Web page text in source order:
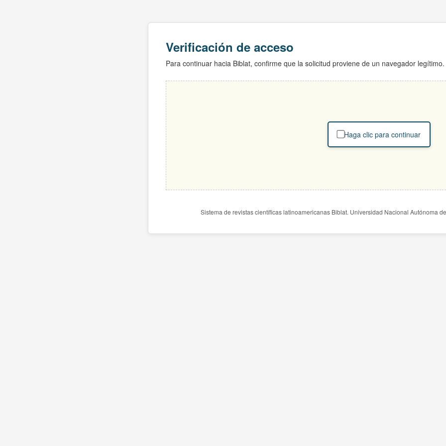
Verificación de acceso
Para continuar hacia Biblat, confirme que la solicitud proviene de un navegador legítimo.
Haga clic para continuar
Sistema de revistas científicas latinoamericanas Biblat. Universidad Nacional Autónoma